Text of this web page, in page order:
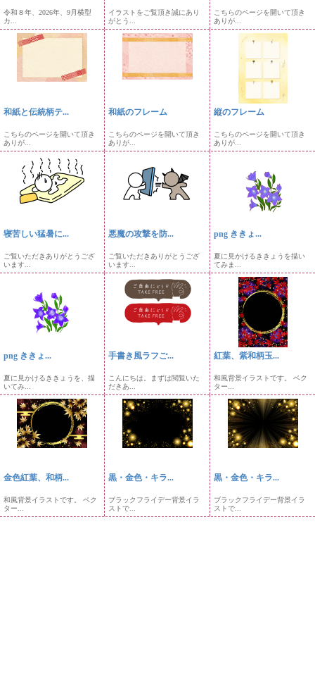
令和８年、2026年、9月横型
カ...
イラストをご覧頂き誠にあり
がとう...
こちらのページを開いて頂き
ありが...
和紙と伝統柄テ...
こちらのページを開いて頂き
ありが...
和紙のフレーム
こちらのページを開いて頂き
ありが...
縦のフレーム
こちらのページを開いて頂き
ありが...
寝苦しい猛暑に...
ご覧いただきありがとうござ
います...
悪魔の攻撃を防...
ご覧いただきありがとうござ
います...
png ききょ...
夏に見かけるききょうを描い
てみま...
png ききょ...
夏に見かけるききょうを、描
いてみ...
手書き風ラフご...
こんにちは。まずは閲覧いた
だきあ...
紅葉、紫和柄玉...
和風背景イラストです。 ベク
ター...
金色紅葉、和柄...
和風背景イラストです。 ベク
ター...
黒・金色・キラ...
ブラックフライデー背景イラ
ストで...
黒・金色・キラ...
ブラックフライデー背景イラ
ストで...